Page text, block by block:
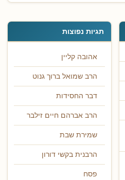
תגיות נפוצות
אהובה קליין
הרב שמואל ברוך גנוט
דבר החסידות
הרב אברהם חיים זילבר
שמירת שבת
הרבנית בקשי דורון
פסח